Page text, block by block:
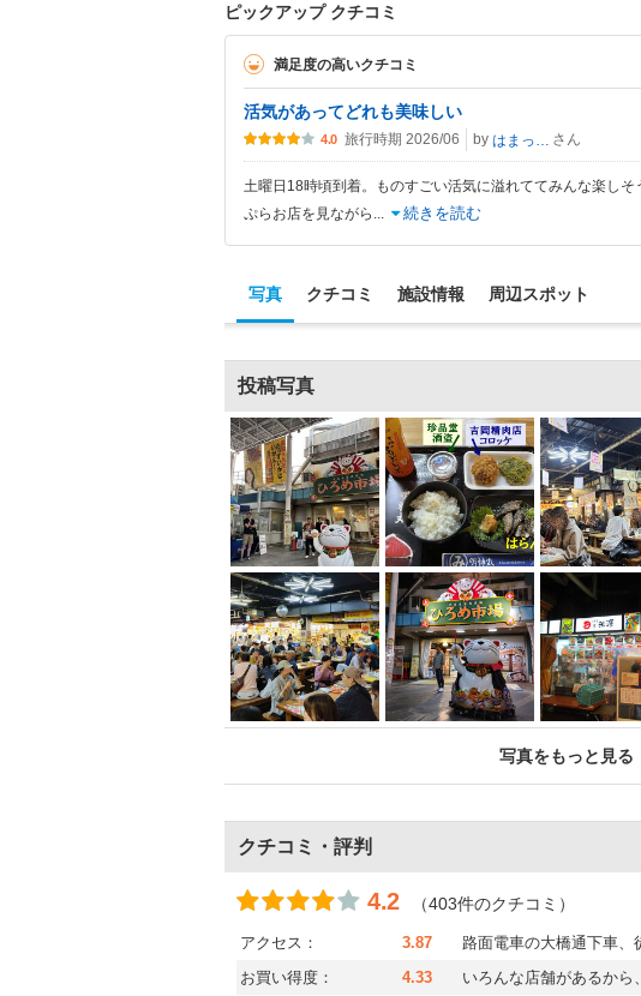
ピックアップ クチコミ
満足度の高いクチコミ
活気があってどれも美味しい
4.0 旅行時期 2026/06 by さん
土曜日18時頃到着。ものすごい活気に溢れててみんな楽し
ぷらお店を見ながら
続きを読む
写真 クチコミ 施設情報 周辺スポット
投稿写真
写真をもっと見る
クチコミ・評判
4.2 （403件のクチコミ）
アクセス： 3.87 路面電車の大橋通下車、
お買い得度： 4.33 いろんな店舗があるから